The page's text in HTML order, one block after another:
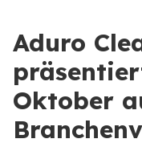
Aduro
Oktober